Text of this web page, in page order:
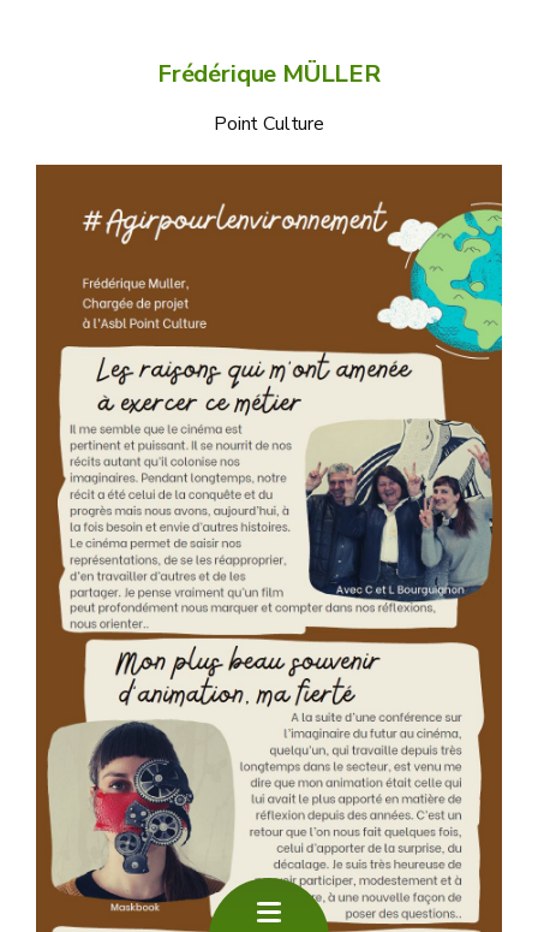
Frédérique MÜLLER
Point Culture